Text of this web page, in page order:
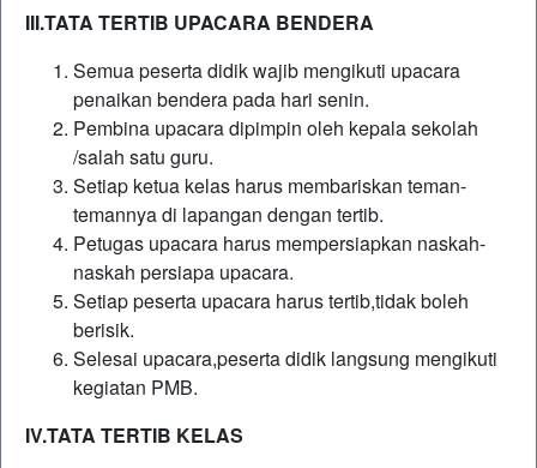
III.TATA TERTIB UPACARA BENDERA
Semua peserta didik wajib mengikuti upacara
penaikan bendera pada hari senin.
Pembina upacara dipimpin oleh kepala sekolah
/salah satu guru.
Setiap ketua kelas harus membariskan teman-
temannya di lapangan dengan tertib.
Petugas upacara harus mempersiapkan naskah-
naskah persiapa upacara.
Setiap peserta upacara harus tertib,tidak boleh
berisik.
Selesai upacara,peserta didik langsung mengikuti
kegiatan PMB.
IV.TATA TERTIB KELAS